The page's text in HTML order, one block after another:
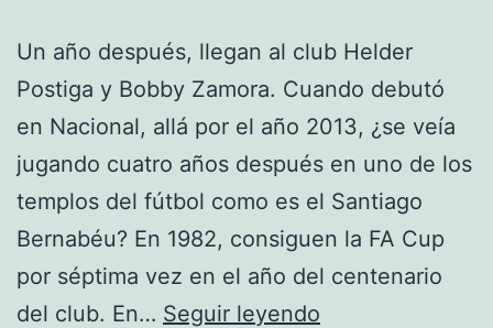
Un año después, llegan al club Helder
Postiga y Bobby Zamora. Cuando debutó
en Nacional, allá por el año 2013, ¿se veía
jugando cuatro años después en uno de los
templos del fútbol como es el Santiago
Bernabéu? En 1982, consiguen la FA Cup
por séptima vez en el año del centenario
del club. En… Seguir leyendo